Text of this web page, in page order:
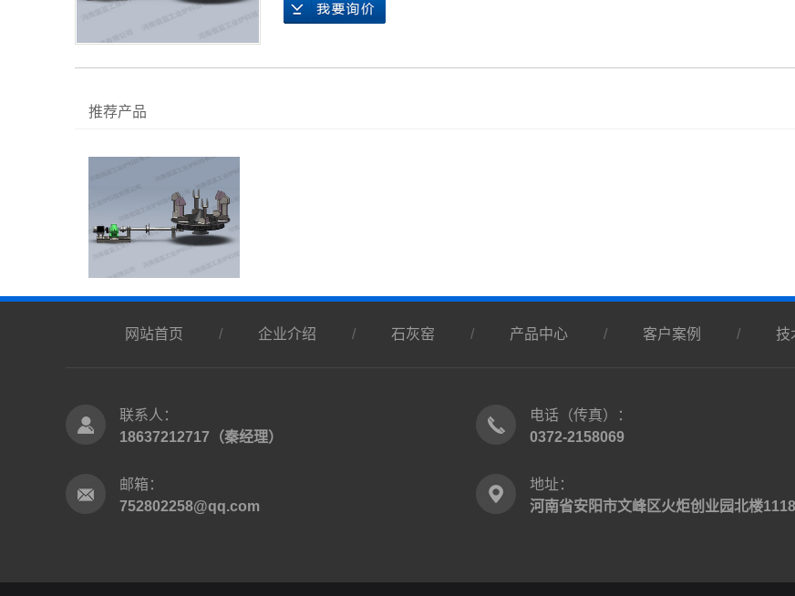
推荐产品
网站首页 / 企业介绍 / 石灰窑 / 产品中心 / 客户案例 / 技
联系人：
18637212717（秦经理）
电话（传真）：
0372-2158069
邮箱：
752802258@qq.com
地址：
河南省安阳市文峰区火炬创业园北楼